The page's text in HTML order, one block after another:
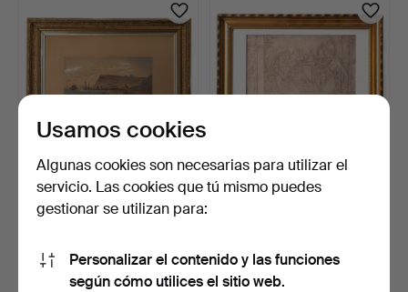
ARTISTA DESCONOCIDO.
Técnica mixta sobre p…
106 USD
ARTISTA DESCONOCIDO.
211 USD
Usamos cookies
Algunas cookies son necesarias para utilizar el
servicio. Las cookies que tú mismo puedes
gestionar se utilizan para:
Personalizar el contenido y las funciones
según cómo utilices el sitio web.